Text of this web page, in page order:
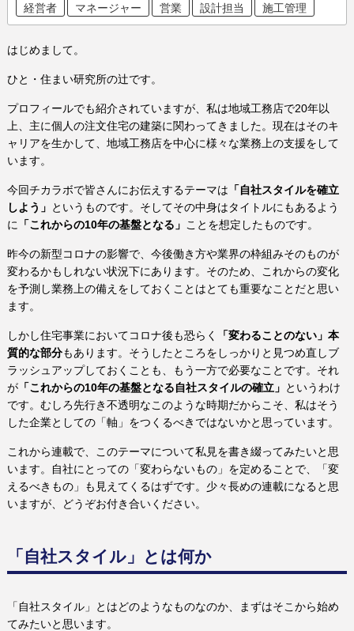
経営者 マネージャー 営業 設計担当 施工管理
はじめまして。
ひと・住まい研究所の辻です。
プロフィールでも紹介されていますが、私は地域工務店で20年以
上、主に個人の注文住宅の建築に関わってきました。現在はそのキ
ャリアを生かして、地域工務店を中心に様々な業務上の支援をして
います。
今回チカラボで皆さんにお伝えするテーマは 「自社スタイルを確立
しよう」 というものです。そしてその中身はタイトルにもあるよう
に
「これからの10年の基盤となる」 ことを想定したものです。
昨今の新型コロナの影響で、今後働き方や業界の枠組みそのものが
変わるかもしれない状況下にあります。そのため、これからの変化
を予測し業務上の備えをしておくことはとても重要なことだと思い
ます。
しかし住宅事業においてコロナ後も恐らく
「変わることのない」本
質的な部分もあります。そうしたところをしっかりと見つめ直しブ
ラッシュアップしておくことも、もう一方で必要なことです。それ
が 「これからの10年の基盤となる自社スタイルの確立」 というわけ
です。むしろ先行き不透明なこのような時期だからこそ、私はそう
した企業としての「軸」をつくるべきではないかと思っています。
これから連載で、このテーマについて私見を書き綴ってみたいと思
います。自社にとっての「変わらないもの」を定めることで、「変
えるべきもの」も見えてくるはずです。少々長めの連載になると思
いますが、どうぞお付き合いください。
「自社スタイル」とは何か
「自社スタイル」とはどのようなものなのか、まずはそこから始め
てみたいと思います。